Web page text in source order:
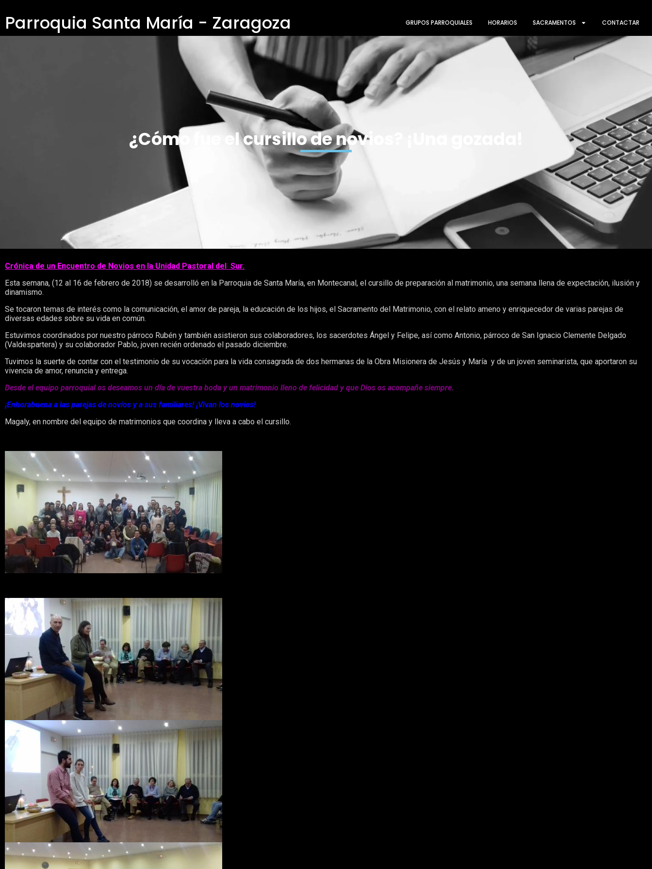
Parroquia Santa María - Zaragoza GRUPOS PARROQUIALES HORARIOS SACRAMENTOS CONTACTAR
¿Cómo fue el cursillo de novios? ¡Una gozada!
Crónica de un Encuentro de Novios en la Unidad Pastoral del Sur.
Esta semana, (12 al 16 de febrero de 2018) se desarrolló en la Parroquia de Santa María, en Montecanal, el cursillo de preparación al matrimonio, una semana llena de expectación, ilusión y
dinamismo.
Se tocaron temas de interés como la comunicación, el amor de pareja, la educación de los hijos, el Sacramento del Matrimonio, con el relato ameno y enriquecedor de varias parejas de
diversas edades sobre su vida en común.
Estuvimos coordinados por nuestro párroco Rubén y también asistieron sus colaboradores, los sacerdotes Ángel y Felipe, así como Antonio, párroco de San Ignacio Clemente Delgado
(Valdespartera) y su colaborador Pablo, joven recién ordenado el pasado diciembre.
Tuvimos la suerte de contar con el testimonio de su vocación para la vida consagrada de dos hermanas de la Obra Misionera de Jesús y María y de un joven seminarista, que aportaron su
vivencia de amor, renuncia y entrega.
Desde el equipo parroquial os deseamos un día de vuestra boda y un matrimonio lleno de felicidad y que Dios os acompañe siempre.
¡Enhorabuena a las parejas de novios y a sus familiares! ¡Vivan los novios!
Magaly, en nombre del equipo de matrimonios que coordina y lleva a cabo el cursillo.